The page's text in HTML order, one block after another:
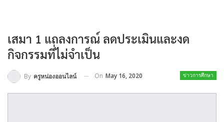
เสมา 1 แถลงการณ์ ลดประเมินและงด
กิจกรรมที่ไม่จำเป็น
ข่าวการศึกษา
By ครูหน่องออนไลน์ On May 16, 2020